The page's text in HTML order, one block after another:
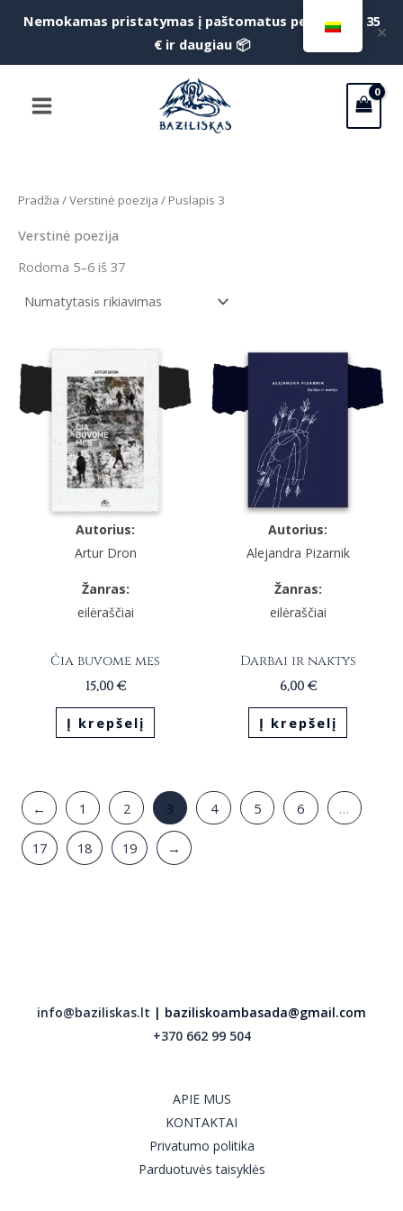
Nemokamas pristatymas į paštomatus perkant už 35
€ ir daugiau 📦
✕
Menu
Pradžia /Verstinė poezija / Puslapis 3
Verstinė poezija
Rodoma 5–6 iš 37
Autorius:
Artur Dron
Žanras:
eilėraščiai
Čia buvome mes
15,00 €
Į krepšelį
Autorius:
Alejandra Pizarnik
Žanras:
eilėraščiai
Darbai ir naktys
6,00 €
Į krepšelį
← 1 2 3 4 5 6 …
17 18 19 →
info@baziliskas.lt | baziliskoambasada@gmail.com
+370 662 99 504
APIE MUS
KONTAKTAI
Privatumo politika
Parduotuvės taisyklės